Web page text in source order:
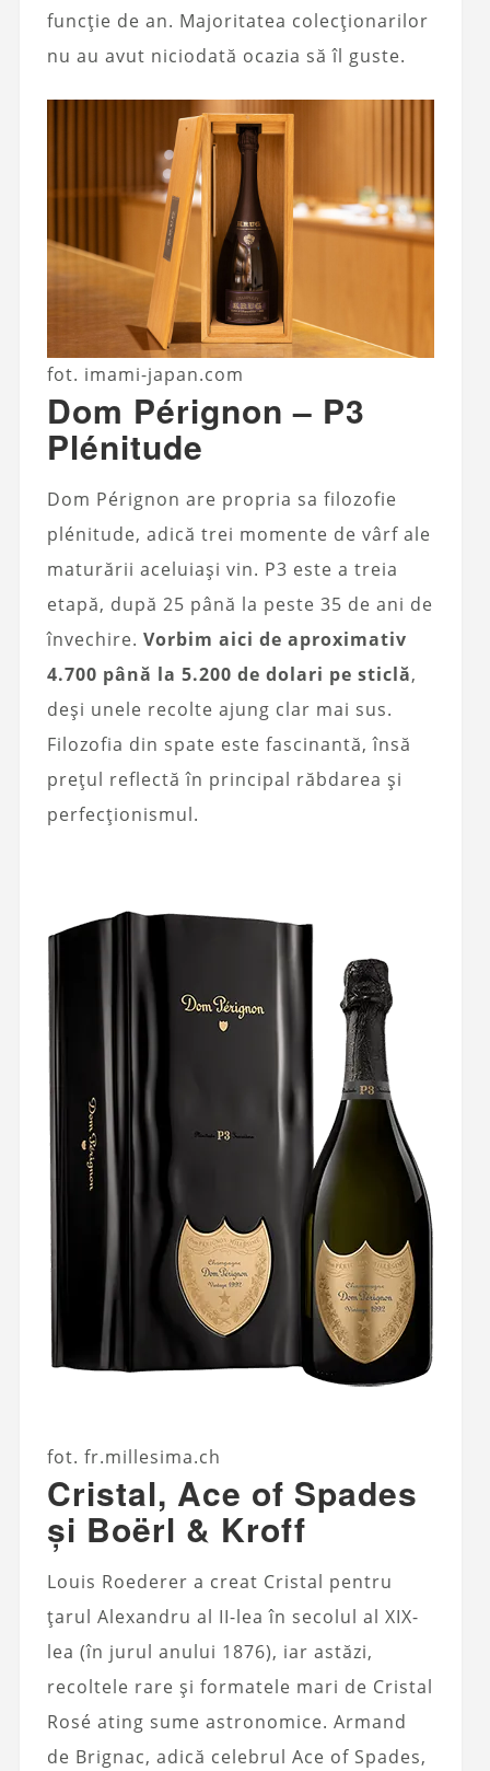
funcție de an. Majoritatea colecționarilor
nu au avut niciodată ocazia să îl guste.
fot. imami-japan.com
Dom Pérignon – P3
Plénitude
Dom Pérignon are propria sa filozofie
plénitude, adică trei momente de vârf ale
maturării aceluiași vin. P3 este a treia
etapă, după 25 până la peste 35 de ani de
învechire. Vorbim aici de aproximativ
4.700 până la 5.200 de dolari pe sticlă,
deși unele recolte ajung clar mai sus.
Filozofia din spate este fascinantă, însă
prețul reflectă în principal răbdarea și
perfecționismul.
fot. fr.millesima.ch
Cristal, Ace of Spades
și Boërl & Kroff
Louis Roederer a creat Cristal pentru
țarul Alexandru al II-lea în secolul al XIX-
lea (în jurul anului 1876), iar astăzi,
recoltele rare și formatele mari de Cristal
Rosé ating sume astronomice. Armand
de Brignac, adică celebrul Ace of Spades,